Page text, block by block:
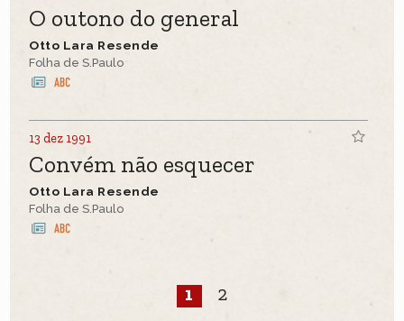
O outono do general
Otto Lara Resende
Folha de S.Paulo
13 dez 1991
Convém não esquecer
Otto Lara Resende
Folha de S.Paulo
1 2